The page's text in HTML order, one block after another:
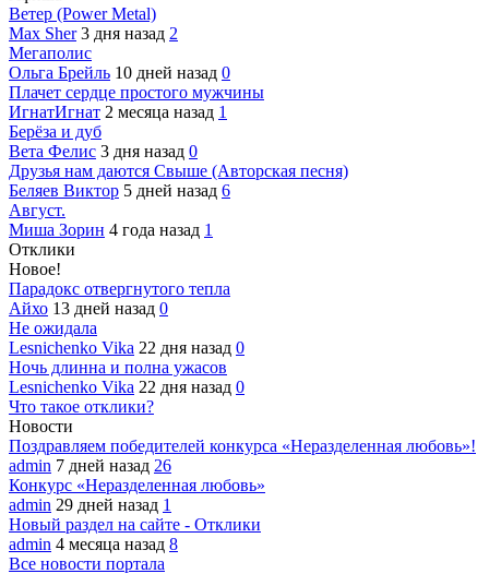
Ветер (Power Metal)
Max Sher 3 дня назад 2
Мегаполис
Ольга Брейль 10 дней назад 0
Плачет сердце простого мужчины
ИгнатИгнат 2 месяца назад 1
Берёза и дуб
Вета Фелис 3 дня назад 0
Друзья нам даются Свыше (Авторская песня)
Беляев Виктор 5 дней назад 6
Август.
Миша Зорин 4 года назад 1
Отклики
Новое!
Парадокс отвергнутого тепла
Айхо 13 дней назад 0
Не ожидала
Lesnichenko Vika 22 дня назад 0
Ночь длинна и полна ужасов
Lesnichenko Vika 22 дня назад 0
Что такое отклики?
Новости
Поздравляем победителей конкурса «Неразделенная любовь»!
admin 7 дней назад 26
Конкурс «Неразделенная любовь»
admin 29 дней назад 1
Новый раздел на сайте - Отклики
admin 4 месяца назад 8
Все новости портала